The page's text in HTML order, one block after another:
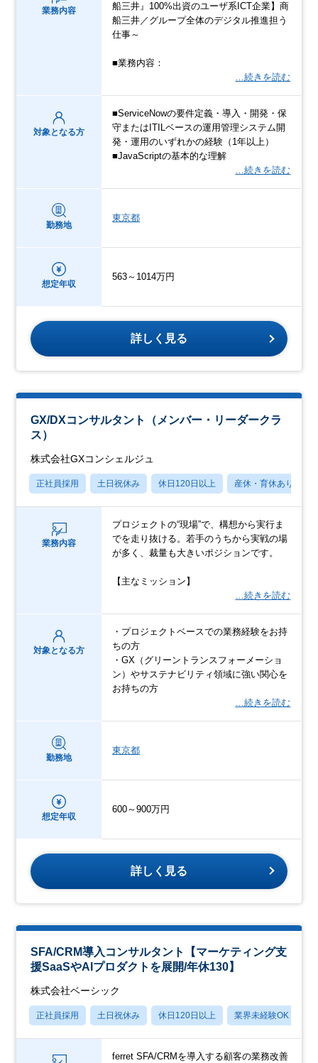
業務内容
船三井』100%出資のユーザ系ICT企業】商
船三井／グループ全体のデジタル推進担う
仕事～
■業務内容：
…続きを読む
対象となる方
■ServiceNowの要件定義・導入・開発・保
守またはITILベースの運用管理システム開
発・運用のいずれかの経験（1年以上）
■JavaScriptの基本的な理解
…続きを読む
勤務地
東京都
想定年収
563～1014万円
詳しく見る
GX/DXコンサルタント（メンバー・リーダークラ
ス）
株式会社GXコンシェルジュ
正社員採用 土日祝休み 休日120日以上 産休・育休あり
業務内容
プロジェクトの“現場”で、構想から実行ま
でを走り抜ける。若手のうちから実戦の場
が多く、裁量も大きいポジションです。
【主なミッション】
…続きを読む
対象となる方
・プロジェクトベースでの業務経験をお持
ちの方
・GX（グリーントランスフォーメーショ
ン）やサステナビリティ領域に強い関心を
お持ちの方
…続きを読む
勤務地
東京都
想定年収
600～900万円
詳しく見る
SFA/CRM導入コンサルタント【マーケティング支
援SaaSやAIプロダクトを展開/年休130】
株式会社ベーシック
正社員採用 土日祝休み 休日120日以上 業界未経験OK
ferret SFA/CRMを導入する顧客の業務改善